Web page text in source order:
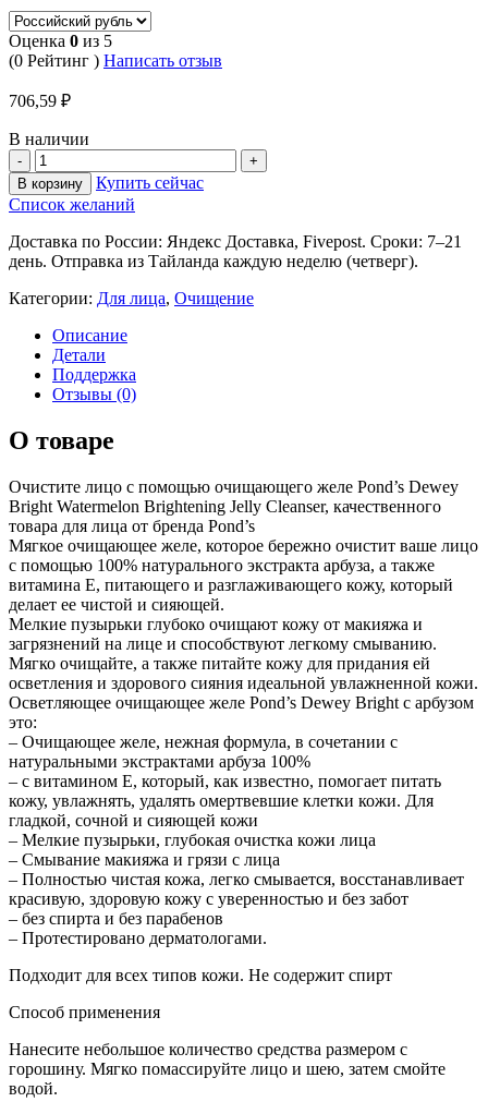
Оценка 0 из 5
(0 Рейтинг ) Написать отзыв
706,59 ₽
В наличии
В корзину
Купить сейчас
Список желаний
Доставка по России: Яндекс Доставка, Fivepost. Сроки: 7–21
день. Отправка из Тайланда каждую неделю (четверг).
Категории: Для лица, Очищение
Описание
Детали
Поддержка
Отзывы (0)
О товаре
Очистите лицо с помощью очищающего желе Pond’s Dewey
Bright Watermelon Brightening Jelly Cleanser, качественного
товара для лица от бренда Pond’s
Мягкое очищающее желе, которое бережно очистит ваше лицо
с помощью 100% натурального экстракта арбуза, а также
витамина Е, питающего и разглаживающего кожу, который
делает ее чистой и сияющей.
Мелкие пузырьки глубоко очищают кожу от макияжа и
загрязнений на лице и способствуют легкому смыванию.
Мягко очищайте, а также питайте кожу для придания ей
осветления и здорового сияния идеальной увлажненной кожи.
Осветляющее очищающее желе Pond’s Dewey Bright с арбузом
это:
– Очищающее желе, нежная формула, в сочетании с
натуральными экстрактами арбуза 100%
– с витамином Е, который, как известно, помогает питать
кожу, увлажнять, удалять омертвевшие клетки кожи. Для
гладкой, сочной и сияющей кожи
– Мелкие пузырьки, глубокая очистка кожи лица
– Смывание макияжа и грязи с лица
– Полностью чистая кожа, легко смывается, восстанавливает
красивую, здоровую кожу с уверенностью и без забот
– без спирта и без парабенов
– Протестировано дерматологами.
Подходит для всех типов кожи. Не содержит спирт
Способ применения
Нанесите небольшое количество средства размером с
горошину. Мягко помассируйте лицо и шею, затем смойте
водой.